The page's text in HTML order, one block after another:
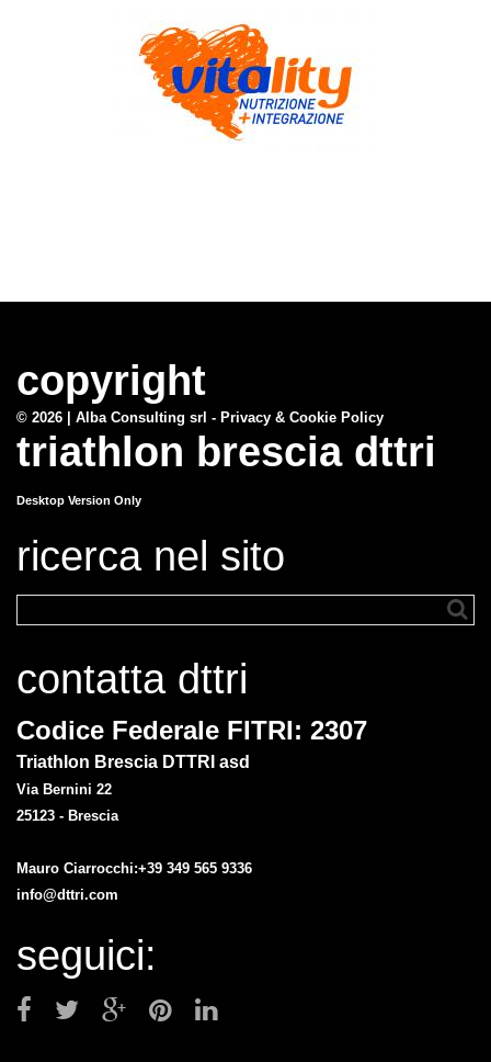
copyright
© 2026 | Alba Consulting srl - Privacy & Cookie Policy
triathlon brescia dttri
Desktop Version Only
ricerca nel sito
contatta dttri
Codice Federale FITRI: 2307
Triathlon Brescia DTTRI asd
Via Bernini 22
25123 - Brescia
Mauro Ciarrocchi:+39 349 565 9336
info@dttri.com
seguici: